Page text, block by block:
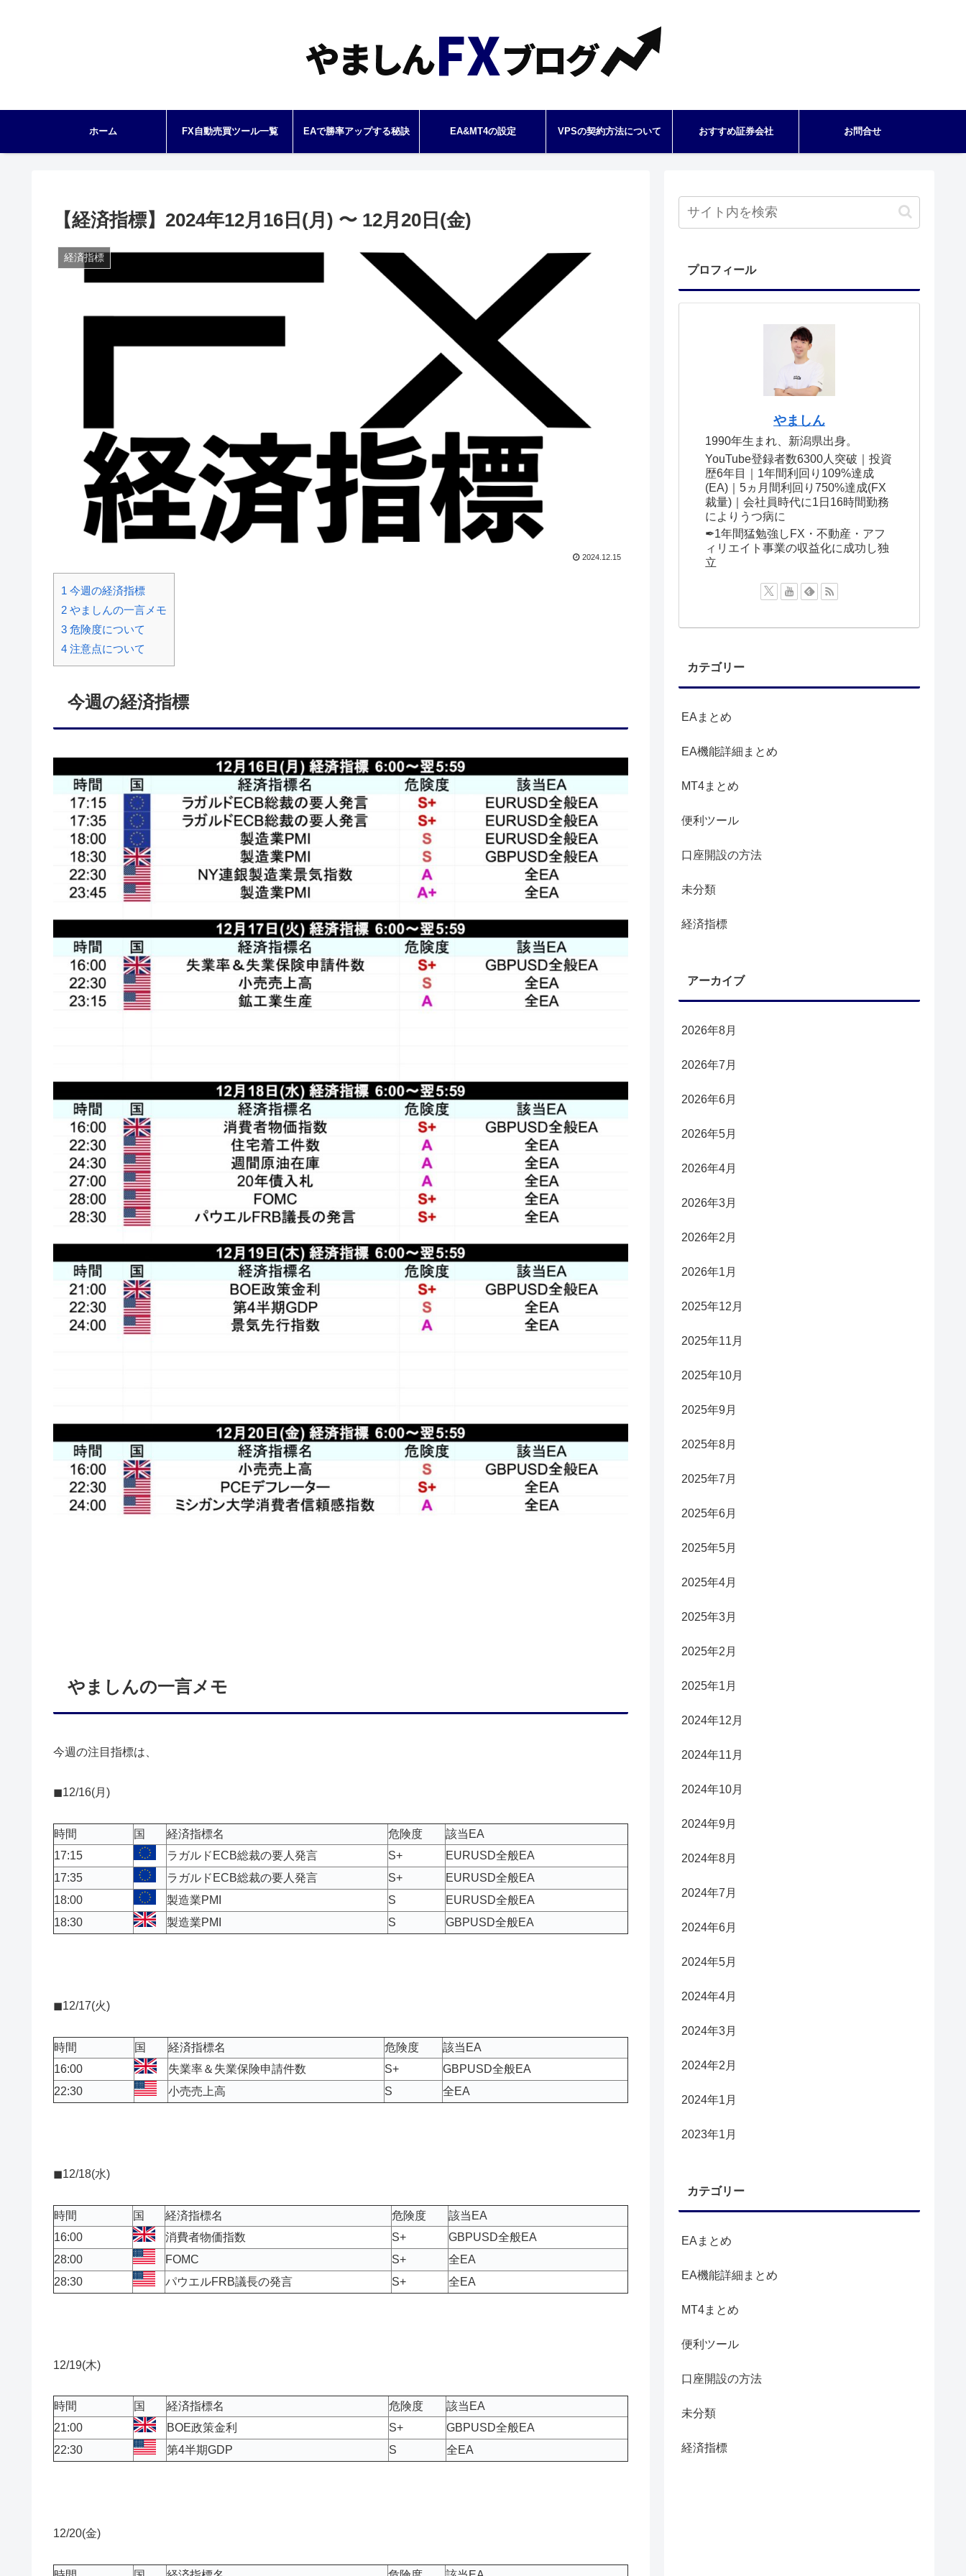
ホーム FX自動売買ツール一覧 EAで勝率アップする秘訣 EA&MT4の設定 VPSの契約方法について おすすめ証券会社 お問合せ
【経済指標】2024年12月16日(月) 〜 12月20日(金)
経済指標
2024.12.15
1 今週の経済指標
2 やましんの一言メモ
3 危険度について
4 注意点について
今週の経済指標
やましんの一言メモ
今週の注目指標は、
◼︎12/16(月)
時間 国 経済指標名 危険度
該当EA
17:15
ラガルドECB総裁の要人発言 S+
EURUSD全般EA
17:35
ラガルドECB総裁の要人発言 S+
EURUSD全般EA
18:00
製造業PMI S
EURUSD全般EA
18:30
製造業PMI S GBPUSD全般EA
◼︎12/17(火)
時間 国 経済指標名 危険度
該当EA
16:00
失業率＆失業保険申請件数 S+
GBPUSD全般EA
22:30
小売売上高 S 全EA
◼︎12/18(水)
時間 国 経済指標名 危険度
該当EA
16:00
消費者物価指数 S+
GBPUSD全般EA
28:00
FOMC S+
全EA
28:30
パウエルFRB議長の発言 S+ 全EA
12/19(木)
時間 国 経済指標名 危険度
該当EA
21:00
BOE政策金利 S+
GBPUSD全般EA
22:30
第4半期GDP S 全EA
12/20(金)
プロフィール
やましん
1990年生まれ、新潟県出身。
YouTube登録者数6300人突破｜投資
歴6年目｜1年間利回り109%達成
(EA)｜5ヵ月間利回り750%達成(FX
裁量)｜会社員時代に1日16時間勤務
によりうつ病に
✒︎1年間猛勉強しFX・不動産・アフ
ィリエイト事業の収益化に成功し独
立
カテゴリー
EAまとめ
EA機能詳細まとめ
MT4まとめ
便利ツール
口座開設の方法
未分類
経済指標
アーカイブ
2026年8月
2026年7月
2026年6月
2026年5月
2026年4月
2026年3月
2026年2月
2026年1月
2025年12月
2025年11月
2025年10月
2025年9月
2025年8月
2025年7月
2025年6月
2025年5月
2025年4月
2025年3月
2025年2月
2025年1月
2024年12月
2024年11月
2024年10月
2024年9月
2024年8月
2024年7月
2024年6月
2024年5月
2024年4月
2024年3月
2024年2月
2024年1月
2023年1月
カテゴリー
EAまとめ
EA機能詳細まとめ
MT4まとめ
便利ツール
口座開設の方法
未分類
経済指標